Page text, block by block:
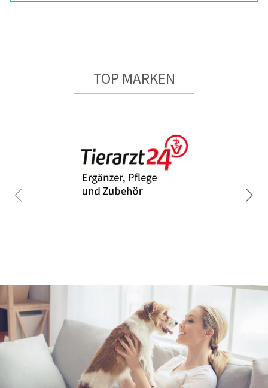
TOP MARKEN